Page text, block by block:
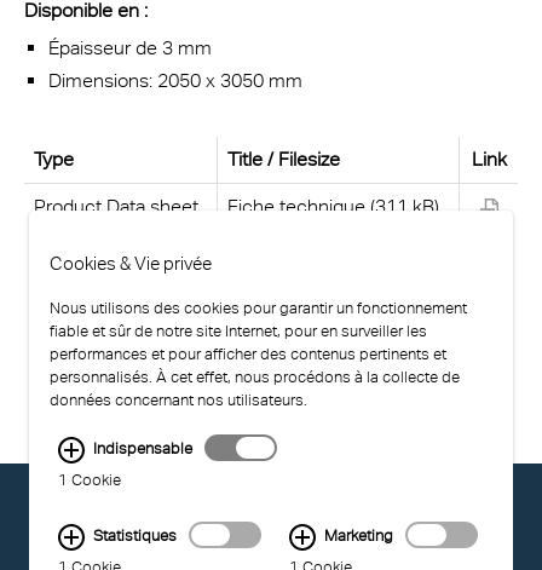
Disponible en :
Épaisseur de 3 mm
Dimensions: 2050 x 3050 mm
Type Title / Filesize Link
Product Data sheet Fiche technique (311 kB)
GENERAL CONDITIONS OF USE
PRIVACY STATEMENT
Cookies & Vie privée
Nous utilisons des cookies pour garantir un fonctionnement
fiable et sûr de notre site Internet, pour en surveiller les
performances et pour afficher des contenus pertinents et
personnalisés. À cet effet, nous procédons à la collecte de
données concernant nos utilisateurs.
Indispensable
1 Cookie
Statistiques
Marketing